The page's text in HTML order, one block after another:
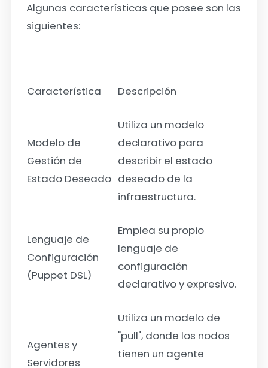
Algunas características que posee son las
siguientes:
Característica Descripción
Modelo de
Gestión de
Estado Deseado
Utiliza un modelo
declarativo para
describir el estado
deseado de la
infraestructura.
Lenguaje de
Configuración
(Puppet DSL)
Emplea su propio
lenguaje de
configuración
declarativo y expresivo.
Agentes y
Servidores
Utiliza un modelo de
"pull", donde los nodos
tienen un agente